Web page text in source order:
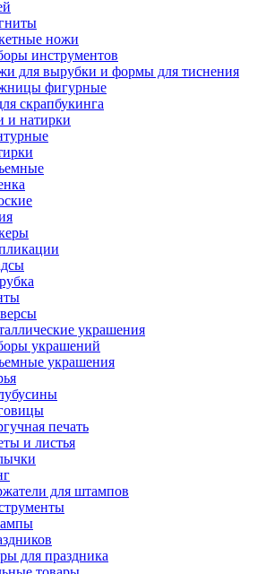
ножи
инструментов
для вырубки и формы для тиснения
фигурные
скрапбукинга
и натирки
украшения
украшений
украшения
печать
и листья
для штампов
для праздника